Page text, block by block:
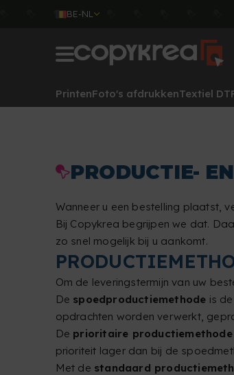
BE-NL
PrintenFoto's afdrukkenTextiel
PRODUCTIE-
Wanneer u een bestelling plaatst,
Bij Copykrea begrijpen we dat.
zo snel mogelijk bij u aankomt.
Om de leveringstermijn van uw
De spoedproductiemethode is
opdrachten worden verwerkt,
De prioritaire productiemethode
prioriteit lager dan bij de
Met de standaard